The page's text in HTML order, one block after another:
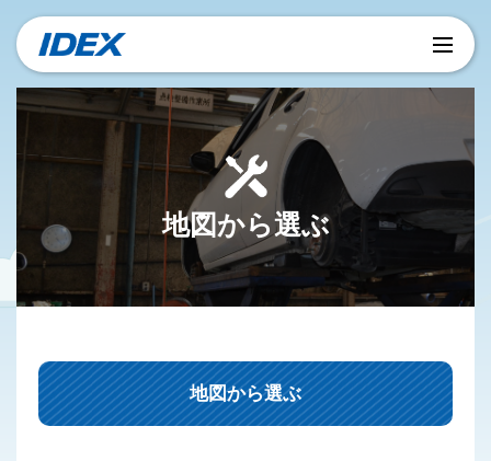
地図から選ぶ
地図から選ぶ